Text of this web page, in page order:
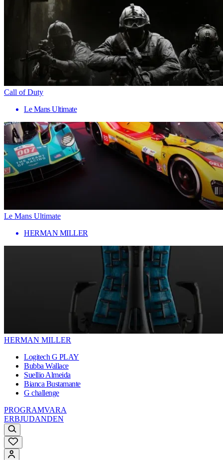
Call of Duty
Le Mans Ultimate
Le Mans Ultimate
HERMAN MILLER
HERMAN MILLER
Logitech G PLAY
Bubba Wallace
Suellio Almeida
Bianca Bustamante
G challenge
PROGRAMVARA
ERBJUDANDEN